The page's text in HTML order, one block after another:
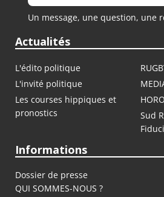
Un message, une question, une
Actualités
L'édito politique
L'invité politique
Les courses hippiques et
pronostics
Sud
Informations
Dossier de presse
QUI SOMMES-NOUS ?